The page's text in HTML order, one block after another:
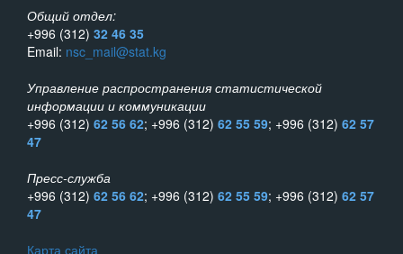
Общий отдел:
+996 (312) 32 46 35
Email: nsc_mail@stat.kg
Управление распространения статистической
информации и коммуникации
+996 (312) 62 56 62; +996 (312) 62 55 59; +996 (312) 62 57
47
Пресс-служба
+996 (312) 62 56 62; +996 (312) 62 55 59; +996 (312) 62 57
47
Карта сайта